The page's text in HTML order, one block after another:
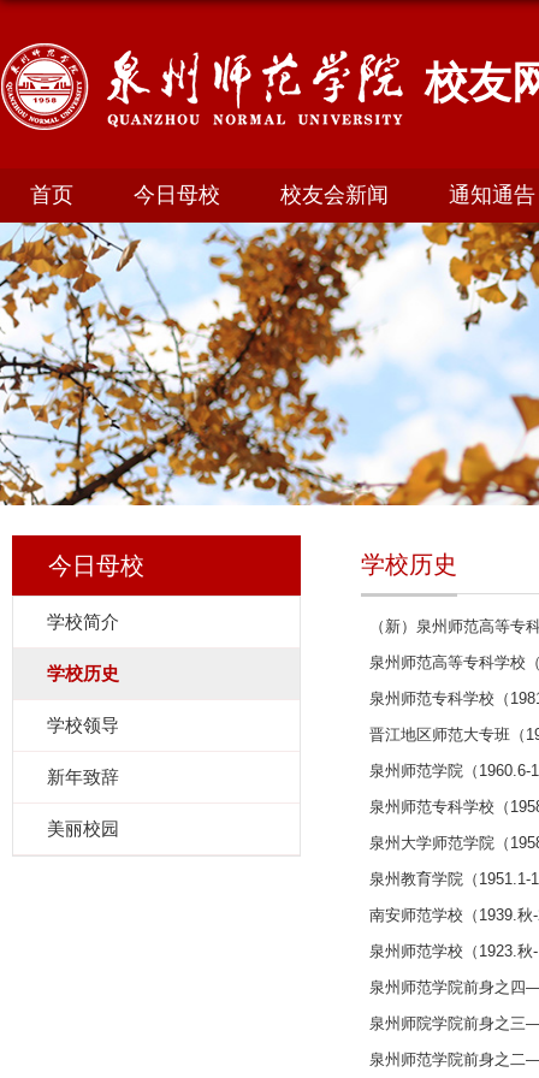
校友
首页 今日母校 校友会新闻 通知通告
今日母校
学校简介
学校历史
学校领导
新年致辞
美丽校园
学校历史
（新）泉州师范高等专
泉州师范高等专科学校
泉州师范专科学校（
晋江地区师范大专班（
泉州师范学院（1960.6-
泉州师范专科学校（
泉州大学师范学院（
泉州教育学院（1951.1-
南安师范学校（1939.秋
泉州师范学校（1923.秋
泉州师范学院前身之
泉州师院学院前身之
泉州师范学院前身之